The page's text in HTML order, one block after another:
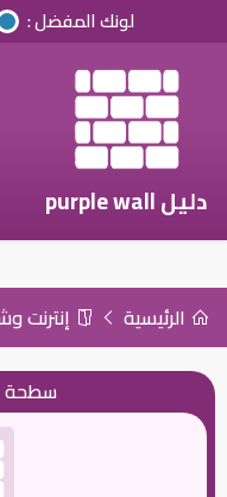
لونك المفضل :
دليل purple wall
الرئيسية إنترنت
سطحة